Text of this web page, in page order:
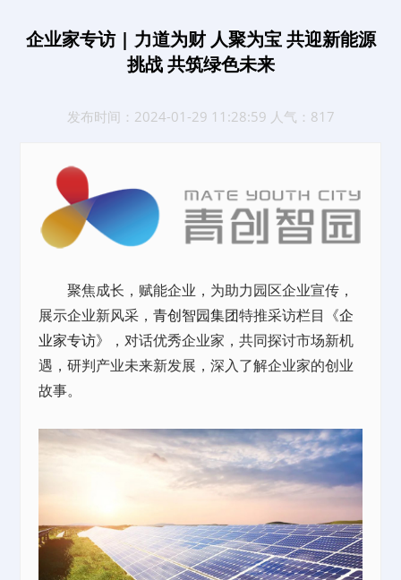
企业家专访 | 力道为财 人聚为宝 共迎新能源
挑战 共筑绿色未来
发布时间：2024-01-29 11:28:59 人气：817
聚焦成长，赋能企业，为助力园区企业宣传，
展示企业新风采，青创智园集团特推采访栏目《企
业家专访》，对话优秀企业家，共同探讨市场新机
遇，研判产业未来新发展，深入了解企业家的创业
故事。